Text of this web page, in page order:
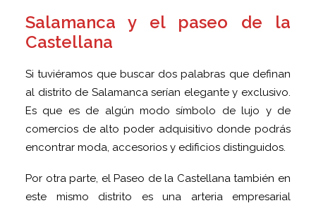
Salamanca y el paseo de la
Castellana
Si tuviéramos que buscar dos palabras que definan
al distrito de Salamanca serían elegante y exclusivo.
Es que es de algún modo símbolo de lujo y de
comercios de alto poder adquisitivo donde podrás
encontrar moda, accesorios y edificios distinguidos.
Por otra parte, el Paseo de la Castellana también en
este mismo distrito es una arteria empresarial